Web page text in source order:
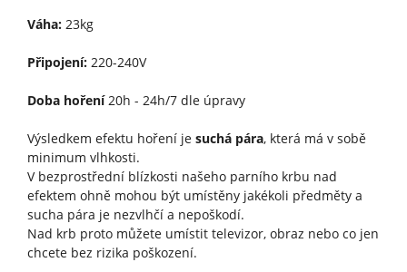
Váha:23kg
Připojení:220-240V
Doba hoření20h - 24h/7 dle úpravy
Výsledkem efektu hoření jesuchá pára, která má v sobě
minimum vlhkosti.
V bezprostřední blízkosti našeho parního krbu nad
efektem ohně mohou být umístěny jakékoli předměty a
sucha pára je nezvlhčí a nepoškodí.
Nad krb proto můžete umístit televizor, obraz nebo co jen
chcete bez rizika poškození.